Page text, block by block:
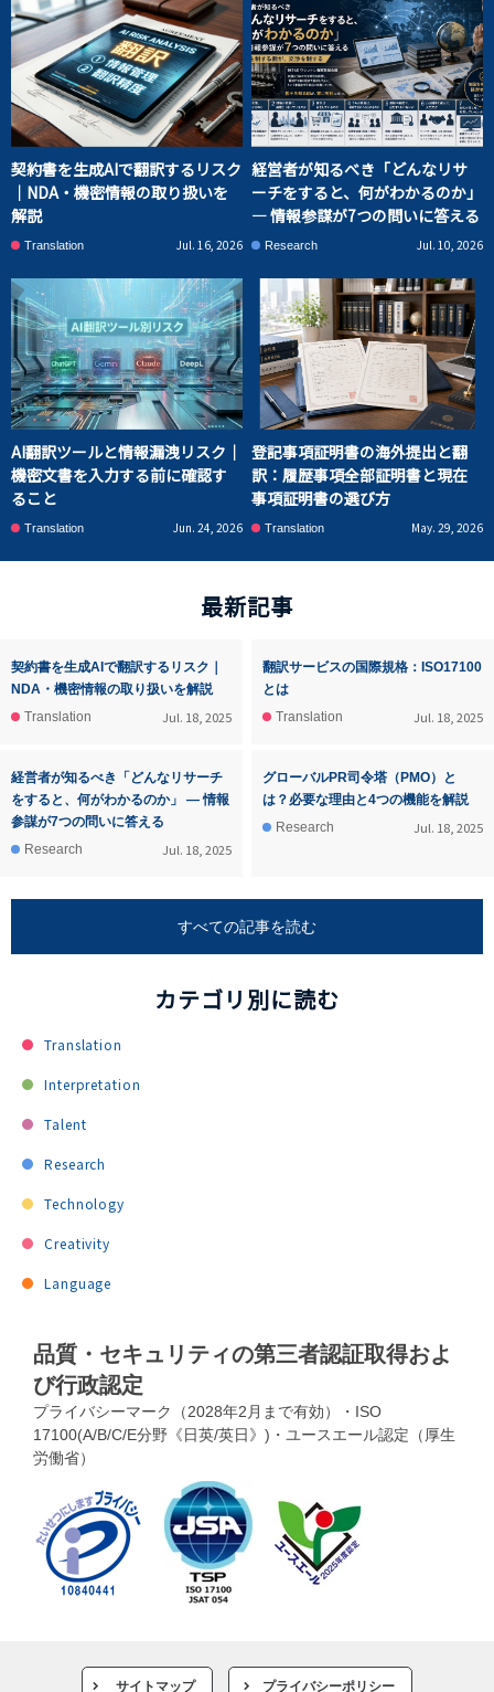
契約書を生成AIで翻訳するリスク
｜NDA・機密情報の取り扱いを
解説
Translation Jul. 16, 2026
経営者が知るべき「どんなリサ
ーチをすると、何がわかるのか」
― 情報参謀が7つの問いに答える
Research Jul. 10, 2026
AI翻訳ツールと情報漏洩リスク｜
機密文書を入力する前に確認す
ること
Translation Jun. 24, 2026
登記事項証明書の海外提出と翻
訳：履歴事項全部証明書と現在
事項証明書の選び方
Translation May. 29, 2026
最新記事
契約書を生成AIで翻訳するリスク｜
NDA・機密情報の取り扱いを解説
Translation
Jul. 18, 2025
翻訳サービスの国際規格：ISO17100
とは
Translation
Jul. 18, 2025
経営者が知るべき「どんなリサーチ
をすると、何がわかるのか」 ― 情報
参謀が7つの問いに答える
Research
Jul. 18, 2025
グローバルPR司令塔（PMO）と
は？必要な理由と4つの機能を解説
Research
Jul. 18, 2025
すべての記事を読む
カテゴリ別に読む
Translation
Interpretation
Talent
Research
Technology
Creativity
Language
品質・セキュリティの第三者認証取得およ
び行政認定
プライバシーマーク（2028年2月まで有効）・ISO
17100(A/B/C/E分野《日英/英日》)・ユースエール認定（厚生
労働省）
サイトマップ プライバシーポリシー